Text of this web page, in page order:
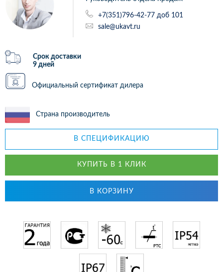
+7(351)796-42-77 доб 101
sale@ukavt.ru
Срок доставки
9 дней
Официальный сертификат дилера
Страна производитель
В СПЕЦИФИКАЦИЮ
КУПИТЬ В 1 КЛИК
В КОРЗИНУ